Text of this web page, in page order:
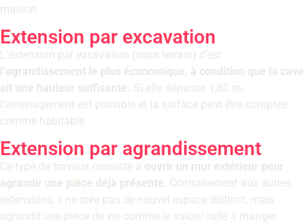
maison.
Extension par excavation
L’extension par excavation (sous terrain) c’est
l’agrandissement le plus économique, à condition que la cave
ait une hauteur suffisante. Si elle dépasse 1,80 m,
l’aménagement est possible et la surface peut être comptée
comme habitable.
Extension par agrandissement
Ce type de travaux consiste à ouvrir un mur extérieur pour
agrandir une pièce déjà présente . Contrairement aux autres
extensions, il ne crée pas de nouvel espace distinct, mais
agrandit une pièce de vie comme le salon/salle à manger.